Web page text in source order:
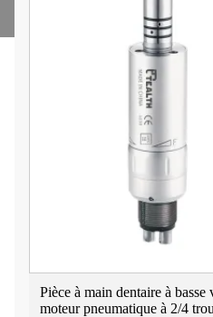
Pièce à main dentaire à
moteur pneumatique à 2/4